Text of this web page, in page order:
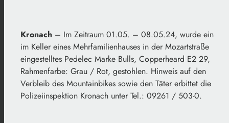
Kronach – Im Zeitraum 01.05. – 08.05.24, wurde ein
im Keller eines Mehrfamilienhauses in der Mozartstraße
eingestelltes Pedelec Marke Bulls, Copperheard E2 29,
Rahmenfarbe: Grau / Rot, gestohlen. Hinweis auf den
Verbleib des Mountainbikes sowie den Täter erbittet die
Polizeiinspektion Kronach unter Tel.: 09261 / 503-0.